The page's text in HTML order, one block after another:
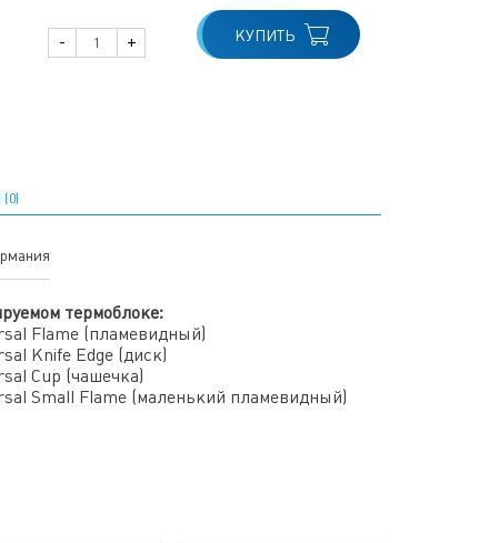
- + КУПИТЬ
термоблоке:
Flame (пламевидный)
Knife Edge (диск)
Cup (чашечка)
Small Flame (маленький пламевидный)